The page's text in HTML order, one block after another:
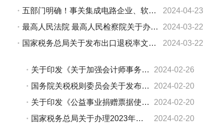
五部门明确！事关集成电路企业、软件企业税收优惠政策
2024-04-23
最高人民法院 最高人民检察院关于办理危害税收征管刑事案件适用法律若干问题的解释
2024-03-22
国家税务总局关于发布出口退税率文库2024A版的通知
2024-03-22
关于印发《关于加强会计师事务所基础性标准体系建设的指导意见》的通知
2024-02-26
国务院关税税则委员会关于发布《中华人民共和国进出口税则（2024）》的公告
2024-02-20
关于印发《公益事业捐赠票据使用管理办法》的通知
2024-02-20
国家税务总局关于办理2023年度个人所得税综合所得汇算清缴事项的公告
2024-02-20